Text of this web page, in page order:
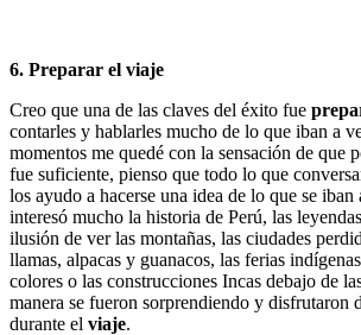
6. Preparar el viaje
Creo que una de las claves del éxito fue
contarles y hablarles mucho de lo que iban a
momentos me quedé con la sensación de que
fue suficiente, pienso que todo lo que
los ayudo a hacerse una idea de lo que se iban
interesó mucho la historia de Perú, las
ilusión de ver las montañas, las ciudades
llamas, alpacas y guanacos, las ferias
colores o las construcciones Incas debajo de
manera se fueron sorprendiendo y disfrutaron
durante el viaje.